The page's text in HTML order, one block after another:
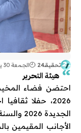
تحقيقـ24 الجمعة 30 يناير 2026 - 18:37
هيئة التحرير
2026، حفلا
الأجانب المقيمين